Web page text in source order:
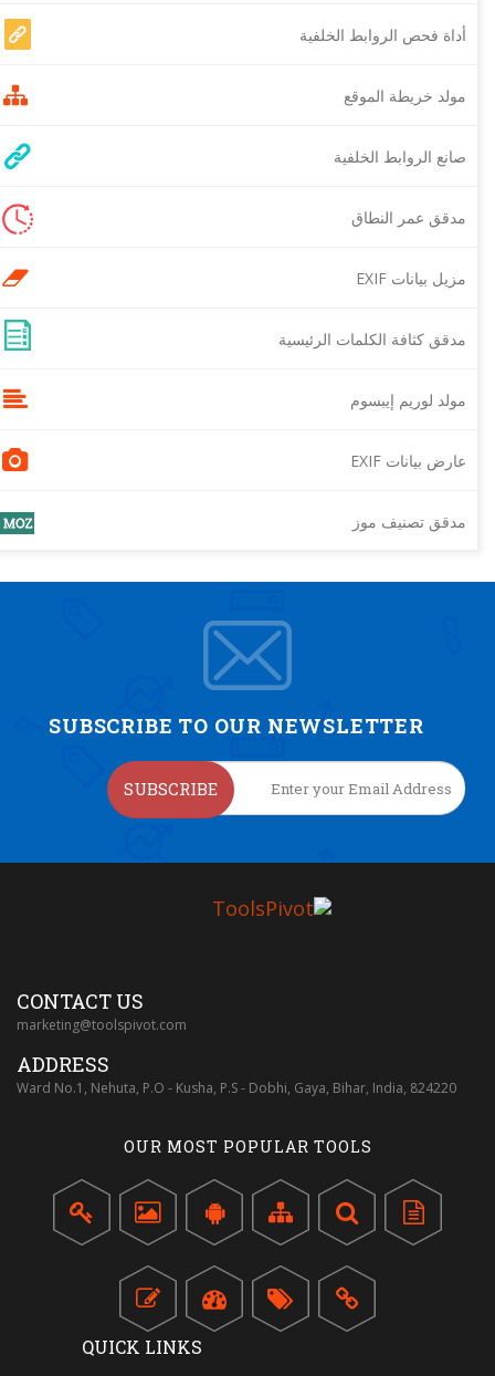
أداة فحص الروابط الخلفية
مولد خريطة الموقع
صانع الروابط الخلفية
مدقق عمر النطاق
مزيل بيانات EXIF
مدقق كثافة الكلمات الرئيسية
مولد لوريم إيبسوم
عارض بيانات EXIF
مدقق تصنيف موز
SUBSCRIBE TO OUR NEWSLETTER
SUBSCRIBE
CONTACT US
marketing@toolspivot.com
ADDRESS
Ward No.1, Nehuta, P.O - Kusha, P.S - Dobhi, Gaya, Bihar, India, 824220
OUR MOST POPULAR TOOLS
QUICK LINKS